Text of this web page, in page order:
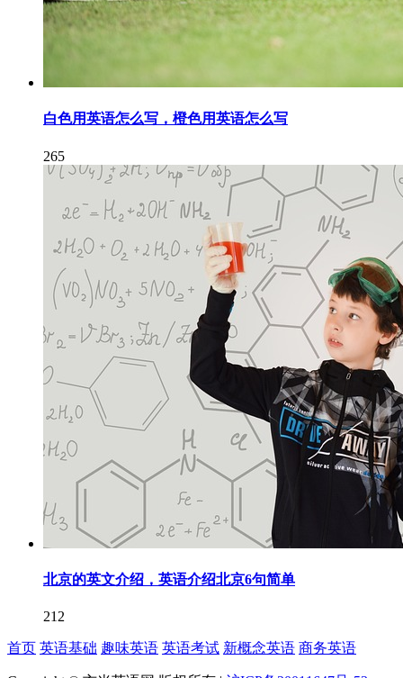
白色用英语怎么写，橙色用英语怎么写
265
北京的英文介绍，英语介绍北京6句简单
212
首页 英语基础 趣味英语 英语考试 新概念英语 商务英语